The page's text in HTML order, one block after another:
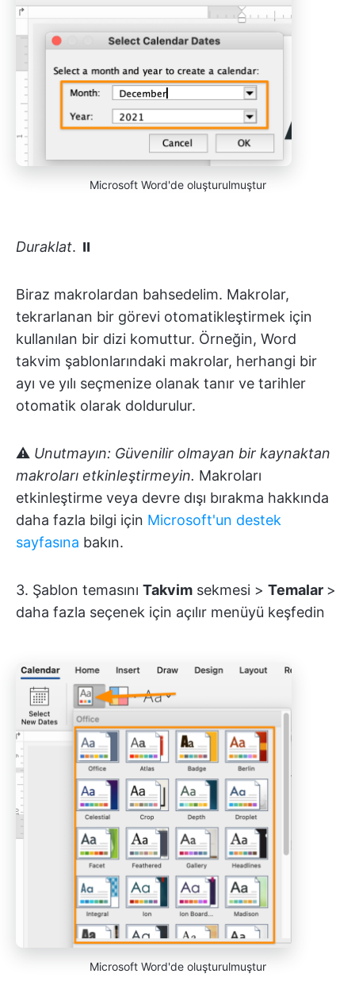
Microsoft Word'de oluşturulmuştur
Duraklat. ⏸
Biraz makrolardan bahsedelim. Makrolar,
tekrarlanan bir görevi otomatikleştirmek için
kullanılan bir dizi komuttur. Örneğin, Word
takvim şablonlarındaki makrolar, herhangi bir
ayı ve yılı seçmenize olanak tanır ve tarihler
otomatik olarak doldurulur.
⚠️ Unutmayın: Güvenilir olmayan bir kaynaktan
makroları etkinleştirmeyin. Makroları
etkinleştirme veya devre dışı bırakma hakkında
daha fazla bilgi için Microsoft'un destek
sayfasına bakın.
3. Şablon temasını Takvim sekmesi > Temalar >
daha fazla seçenek için açılır menüyü keşfedin
Microsoft Word'de oluşturulmuştur